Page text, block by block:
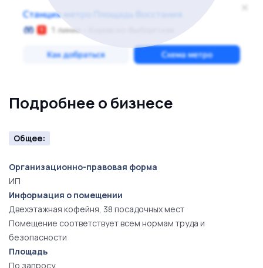
просьбе собственника
Подробнее о бизнесе
Общее:
Организационно-правовая форма
ИП
Информация о помещении
Двехэтажная кофейня, 38 посадочных мест
Помещение соответствует всем нормам труда и
безопасности
Площадь
По запросу